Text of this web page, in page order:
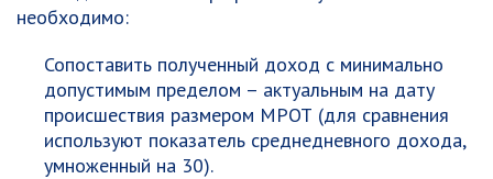
необходимо:
Сопоставить полученный доход с минимально
допустимым пределом – актуальным на дату
происшествия размером МРОТ (для сравнения
используют показатель среднедневного дохода,
умноженный на 30).